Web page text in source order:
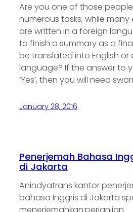
Are you one of those
numerous tasks, while many
are written in a foreign
to finish a summary as a
be translated into English or
language? If the answer to
‘Yes’, then you will need
January 28, 2016
Penerjemah Bahasa
di Jakarta
Anindyatrans kantor
bahasa Inggris di Jakarta